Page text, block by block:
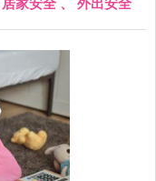
居家安全 、 外出安全